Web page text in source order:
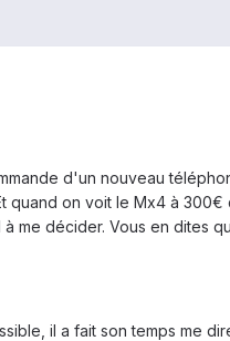
d'un nouveau
on voit le Mx4 à
me décider. Vous en dites
il a fait son temps me